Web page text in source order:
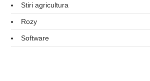
Stiri agricultura
Rozy
Software